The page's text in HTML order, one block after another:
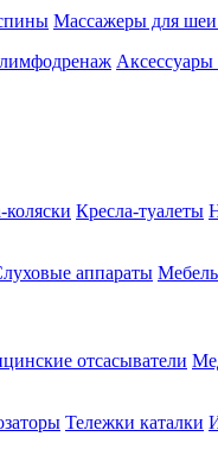
Массажеры для
Аксессуары
Кресла-туалеты
аппараты
отсасыватели
Тележки каталки